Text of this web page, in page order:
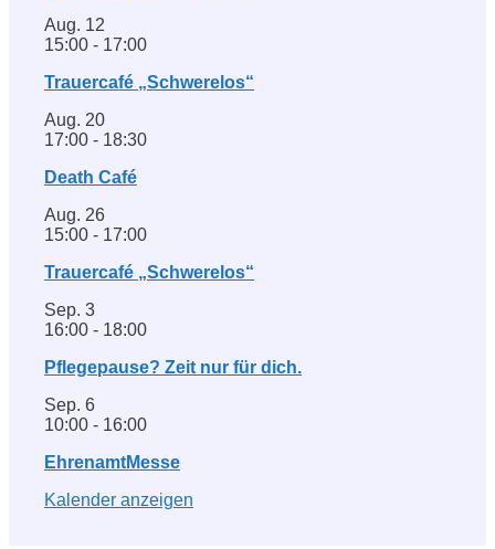
Aug. 12
15:00 - 17:00
Trauercafé „Schwerelos“
Aug. 20
17:00 - 18:30
Death Café
Aug. 26
15:00 - 17:00
Trauercafé „Schwerelos“
Sep. 3
16:00 - 18:00
Pflegepause? Zeit nur für dich.
Sep. 6
10:00 - 16:00
EhrenamtMesse
Kalender anzeigen